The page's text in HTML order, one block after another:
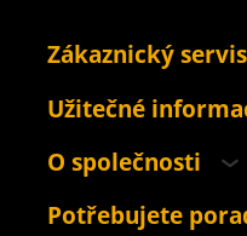
Zákaznický servis
Užitečné
O společnosti
Potřebujete